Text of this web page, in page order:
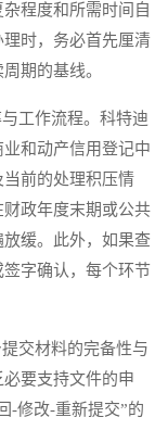
程度和所需时间自
时，务必首先厘清
期的基线。
工作流程。科特迪
和动产信用登记中
前的处理积压情
政年度末期或公共
缓。此外，如果查
字确认，每个环节
交材料的完备性与
要支持文件的申
-修改-重新提交”的